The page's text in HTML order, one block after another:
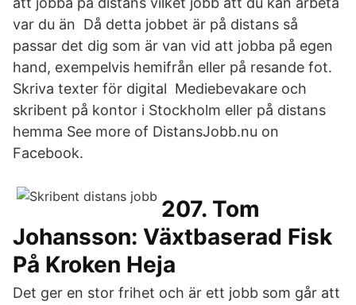
var du än Då detta jobbet är på distans så
passar det dig som är van vid att jobba på egen
hand, exempelvis hemifrån eller på resande fot.
Skriva texter för digital Mediebevakare och
skribent på kontor i Stockholm eller på distans
hemma See more of DistansJobb.nu on
Facebook.
207. Tom
Johansson: Växtbaserad Fisk
På Kroken Heja
Det ger en stor frihet och är ett jobb som går att